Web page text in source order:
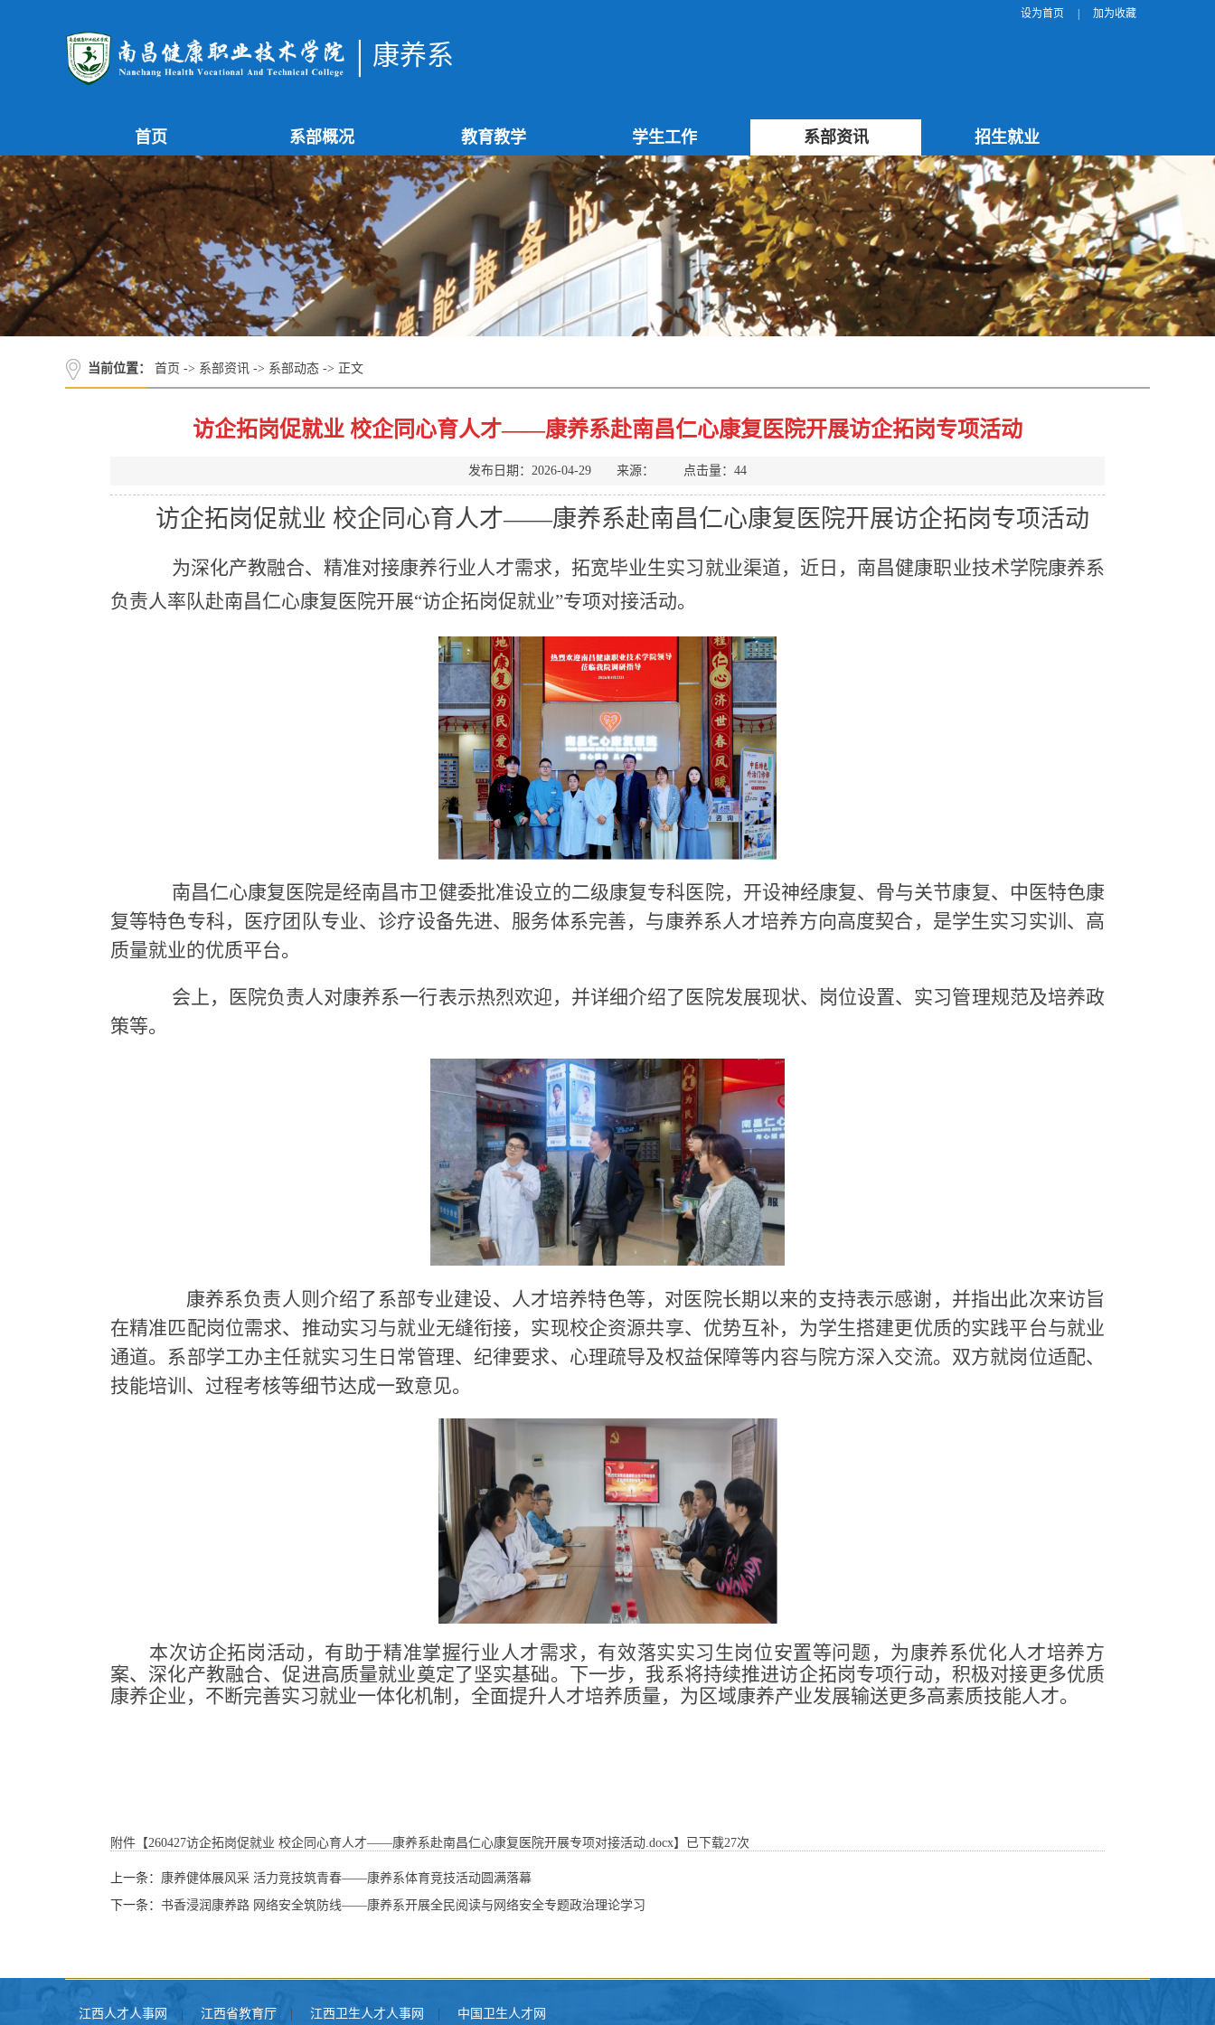
设为首页 加为收藏
康养系
首页 系部概况 教育教学 学生工作 系部资讯 招生就业
当前位置： 首页 -> 系部资讯 -> 系部动态 -> 正文
访企拓岗促就业 校企同心育人才——康养系赴南昌仁心康复医院开展访企拓岗专项活动
发布日期：2026-04-29 来源： 点击量： 44
访企拓岗促就业 校企同心育人才——康养系赴南昌仁心康复医院开展访企拓岗专项活动
为深化产教融合、精准对接康养行业人才需求，拓宽毕业生实习就业渠道， 近日 ，南昌健康职业技术学院康养系
负责人率队赴南昌仁心康复医院开展“访企拓岗促就业”专项对接活动。
南昌仁心康复医院是经南昌市卫健委批准设立的二级康复专科医院，开设神经康复、骨与关节康复、中医特色康
复等特色专科，医疗团队专业、诊疗设备先进、服务体系完善，与康养系人才培养方向高度契合，是学生实习实训、高
质量就业的优质平台。
会上，医院负责人对康养系一行表示热烈欢迎，并详细介绍了医院发展现状、岗位设置、实习管理规范及培养政
策等。
康养系负责人则 介绍了系部专业建设、人才培养特色等， 对医院长期以来的支持表示感谢，并指出此次来访旨
在精准匹配岗位需求、推动实习与就业无缝衔接，实现校企资源共享、优势互补，为学生搭建更优质的实践平台与就业
通道。系部学工办主任就实习生日常管理、纪律要求、心理疏导及权益保障等内容与院方深入交流。 双方就岗位适配、
技能培训、过程考核等细节达成一致意见。
本次访企拓岗活动，有助于精准掌握行业人才需求，有效落实实习生岗位安置等问题，为康养系优化人才培养方
案、深化产教融合、促进高质量就业奠定了坚实基础。下一步，我系将持续推进访企拓岗专项行动，积极对接更多优质
康养企业，不断完善实习就业一体化机制，全面提升人才培养质量，为区域康养产业发展输送更多高素质技能人才。
附件【260427访企拓岗促就业 校企同心育人才——康养系赴南昌仁心康复医院开展专项对接活动.docx】已下载27次
上一条： 康养健体展风采 活力竞技筑青春——康养系体育竞技活动圆满落幕
下一条： 书香浸润康养路 网络安全筑防线——康养系开展全民阅读与网络安全专题政治理论学习
江西人才人事网 江西省教育厅 江西卫生人才人事网 中国卫生人才网